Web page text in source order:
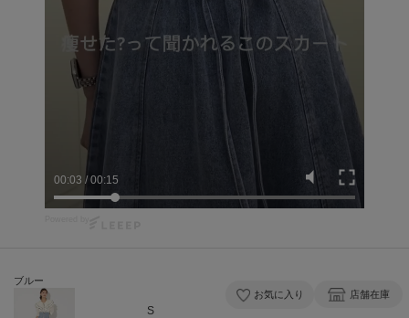
00:03 /00:15
ブルー
S
お気に入り 店舗在庫